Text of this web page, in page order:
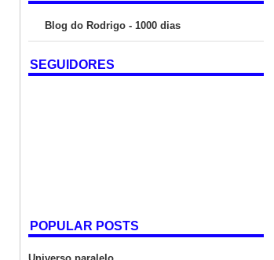
Blog do Rodrigo - 1000 dias
SEGUIDORES
POPULAR POSTS